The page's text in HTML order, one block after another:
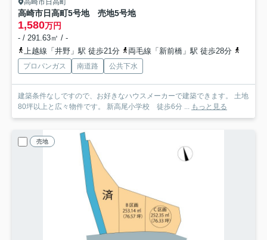
高崎市日高町5号地 売地5号地
1,580万円
- / 291.63㎡ / -
上越線「井野」駅 徒歩21分
両毛線「新前橋」駅 徒歩28分
プロパンガス 南道路 公共下水
建築条件なしですので、お好きなハウスメーカーで建築できます。 土地
80坪以上と広々物件です。 新高尾小学校 徒歩6分 ...
もっと見る
売地